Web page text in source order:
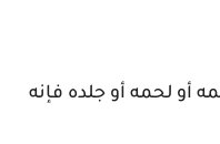
أو لحمه أو جلده فإنه